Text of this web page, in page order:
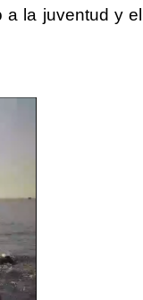
a la juventud y el